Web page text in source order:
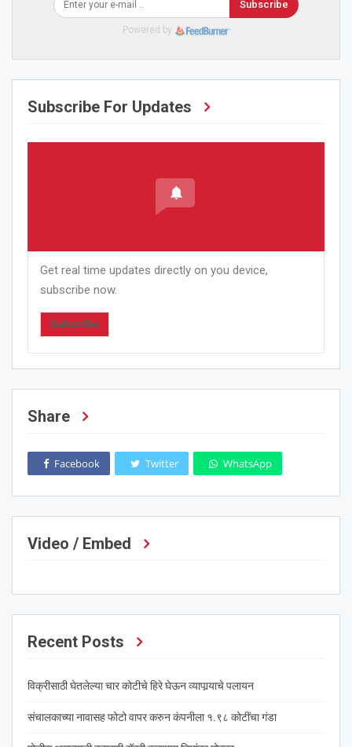
Subscribe
Powered by
Subscribe For Updates
Get real time updates directly on you device,
subscribe now.
Subscribe
Share
Facebook Twitter WhatsApp
Video / Embed
Recent Posts
विक्रीसाठी घेतलेल्या चार कोटीचे हिरे घेऊन व्यापार्‍याचे पलायन
संचालकाच्या नावासह फोटो वापर करुन कंपनीला १.९८ कोटींचा गंडा